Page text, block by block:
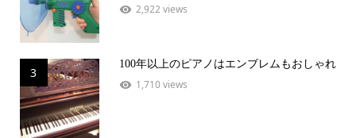
2,922 views
3
100年以上のピアノはエンブレムもおしゃれ
1,710 views